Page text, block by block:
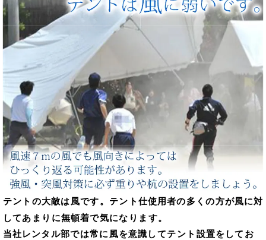
テントの大敵は風です。テント仕使用者の多くの方が風に対
してあまりに無頓着で気になります。
当社レンタル部では常に風を意識してテント設置をしてお